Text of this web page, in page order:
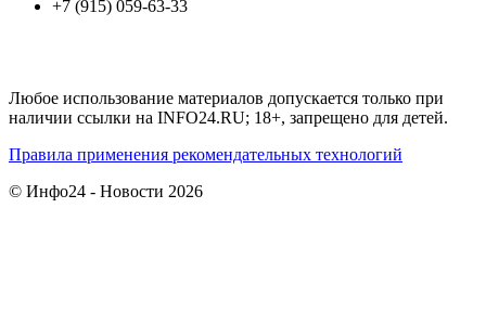
+7 (915) 059-63-33
Любое использование материалов допускается только при
наличии ссылки на INFO24.RU; 18+, запрещено для детей.
Правила применения рекомендательных технологий
© Инфо24 - Новости 2026